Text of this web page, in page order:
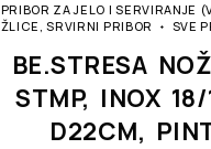
PRIBOR ZA JELO I SERVIRANJE
ŽLICE, SRVIRNI PRIBOR
SVE
BE.STRESA
STMP, INOX
D22CM,